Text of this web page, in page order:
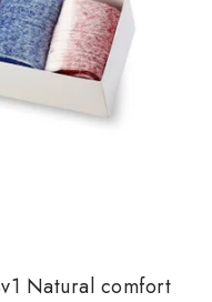
Natural comfort